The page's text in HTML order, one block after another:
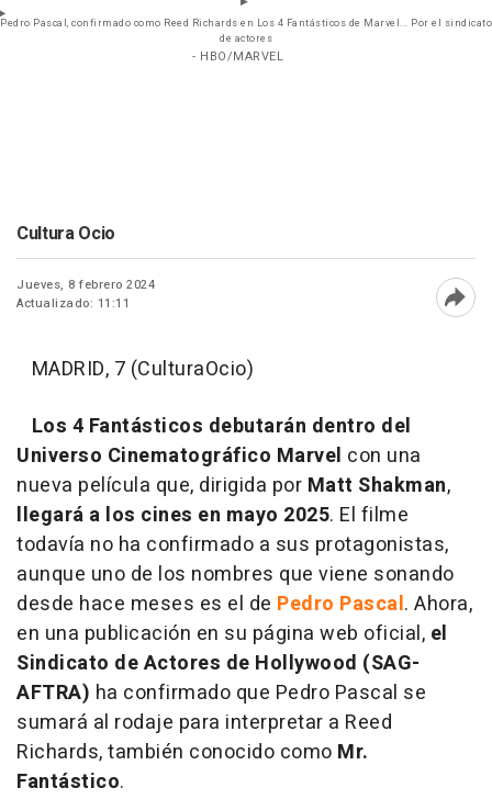
Pedro Pascal, confirmado como Reed Richards en Los 4 Fantásticos de Marvel... Por el sindicato
de actores
- HBO/MARVEL
Cultura Ocio
Jueves, 8 febrero 2024
Actualizado: 11:11
MADRID, 7 (CulturaOcio)
Los 4 Fantásticos debutarán dentro del
Universo Cinematográfico Marvel con una
nueva película que, dirigida por Matt Shakman,
llegará a los cines en mayo 2025. El filme
todavía no ha confirmado a sus protagonistas,
aunque uno de los nombres que viene sonando
desde hace meses es el de Pedro Pascal. Ahora,
en una publicación en su página web oficial, el
Sindicato de Actores de Hollywood (SAG-
AFTRA) ha confirmado que Pedro Pascal se
sumará al rodaje para interpretar a Reed
Richards, también conocido como Mr.
Fantástico.